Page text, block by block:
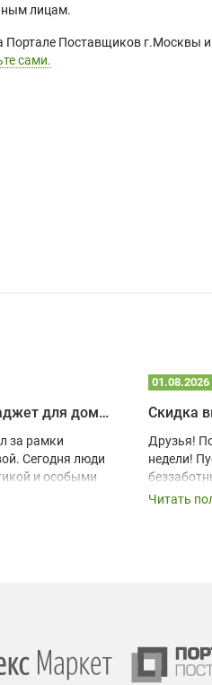
лицам.
Портале Поставщиков г.Москвы
сами.
Почему проектор – лучший гаджет для домика в глэмпинге
за рамки
Сегодня люди
и особыми
стать
01.08.2026
Скидка
Друзья!
недели!
Читать